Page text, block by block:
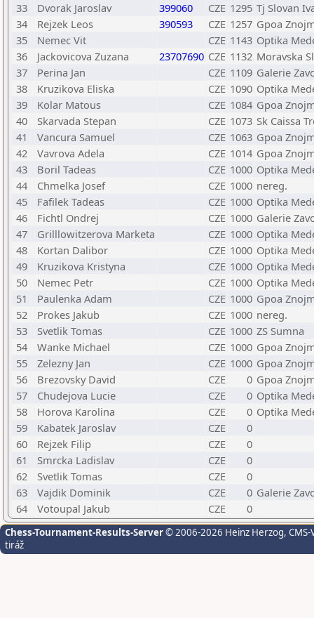
33
Dvorak Jaroslav 399060 CZE 1295 Tj Slovan
34
Rejzek Leos 390593 CZE 1257 Gpoa
35
Nemec Vit CZE 1143 Optika
36
Jackovicova Zuzana 23707690 CZE 1132 Moravska
37
Perina Jan CZE 1109 Galerie
38
Kruzikova Eliska CZE 1090 Optika
39
Kolar Matous CZE 1084 Gpoa
40
Skarvada Stepan CZE 1073 Sk Caissa
41
Vancura Samuel CZE 1063 Gpoa
42
Vavrova Adela CZE 1014 Gpoa
43
Boril Tadeas CZE 1000 Optika
44
Chmelka Josef CZE 1000 nereg.
45
Fafilek Tadeas CZE 1000 Optika
46
Fichtl Ondrej CZE 1000 Galerie
47
Grilllowitzerova Marketa CZE 1000 Optika
48
Kortan Dalibor CZE 1000 Optika
49
Kruzikova Kristyna CZE 1000 Optika
50
Nemec Petr CZE 1000 Optika
51
Paulenka Adam CZE 1000 Gpoa
52
Prokes Jakub CZE 1000 nereg.
53
Svetlik Tomas CZE 1000 ZS Sumna
54
Wanke Michael CZE 1000 Gpoa
55
Zelezny Jan CZE 1000 Gpoa
56
Brezovsky David CZE 0 Gpoa
57
Chudejova Lucie CZE 0 Optika
58
Horova Karolina CZE 0 Optika
59
Kabatek Jaroslav CZE
0
60
Rejzek Filip CZE
0
61
Smrcka Ladislav CZE
0
62
Svetlik Tomas CZE
0
63
Vajdik Dominik CZE 0 Galerie
64
Votoupal Jakub CZE 0
Chess-Tournament-Results-Server© 2006-2026 Heinz Herzog,
tiráž